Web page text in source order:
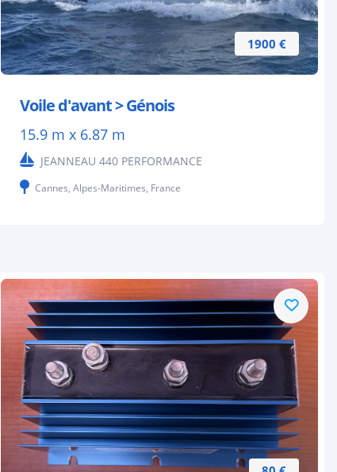
1900 €
Voile d'avant > Génois
15.9 m x 6.87 m
JEANNEAU 440 PERFORMANCE
Cannes, Alpes-Maritimes, France